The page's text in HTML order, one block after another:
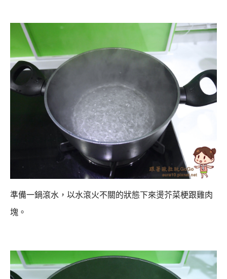
準備一鍋滾水，以水滾火不關的狀態下來燙芥菜梗跟雞肉
塊。